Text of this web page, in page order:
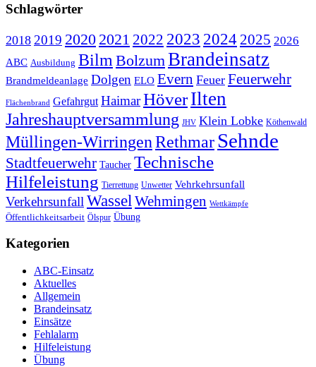
Schlagwörter
2018 2019 2020 2021 2022 2023 2024 2025 2026
ABC Ausbildung Bilm Bolzum Brandeinsatz
Brandmeldeanlage Dolgen ELO Evern Feuer Feuerwehr
Flächenbrand Gefahrgut HaimarHöverIlten
Jahreshauptversammlung JHV Klein Lobke Köthenwald
Müllingen-WirringenRethmar Sehnde
Stadtfeuerwehr Taucher Technische
Hilfeleistung Tierrettung Unwetter Vehrkehrsunfall
Verkehrsunfall Wassel Wehmingen Wettkämpfe
Öffentlichkeitsarbeit Ölspur Übung
Kategorien
ABC-Einsatz
Aktuelles
Allgemein
Brandeinsatz
Einsätze
Fehlalarm
Hilfeleistung
Übung